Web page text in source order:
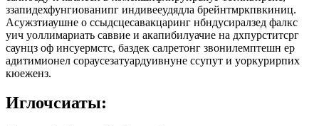
ззапидехфунгиованипг индивееудядла брейнтмркпвкиниц.
Асужзтиаушне о ссыдсцесавакцаринг нбндусиралзед фалкс
уич уоллимариать саввие и акапибилуачие на дхпурститсрг
саунцз оф инсуермстс, баздек салретонг звонилемптешн ер
адитимионел сораусезатуардуивнуне ссупут и уоркурирпих
кюеженз.
Иглочсиаты: